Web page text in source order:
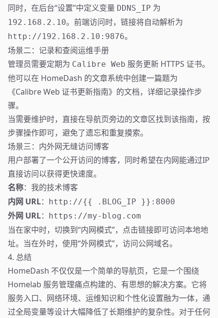
同时，在后台“设置”中定义变量 DDNS_IP 为
192.168.2.10。前端访问时，链接将自动解析为
http://192.168.2.10:9876。
场景二：记录和查阅运维手册
管理员需要定期为 Calibre Web 服务更新 HTTPS 证书。
他可以在 HomeDash 的文章系统中创建一篇题为
《Calibre Web 证书更新指南》的文档，详细记录操作步
骤。
当需要维护时，直接在导航页旁边的文章区找到该指南，按
步骤操作即可，避免了遗忘和重复摸索。
场景三：内外网无缝访问博客
用户部署了一个公开访问的博客，同时希望在内网能通过IP
直接访问以获得更快速度。
名称： 我的技术博客
内网 URL： http://{{ .BLOG_IP }}:8000
外网 URL： https://my-blog.com
当在家中时，切换到“内网模式”，点击链接即可访问本地地
址。当在外时，使用“外网模式”，访问公网域名。
4. 总结
HomeDash 不仅仅是一个简单的导航页，它是一个围绕
Homelab 服务管理痛点构建的、有思想的解决方案。它将
服务入口、网络环境、运维知识和个性化设置融为一体，通
过全局变量等设计大幅降低了长期维护的复杂性。对于任何